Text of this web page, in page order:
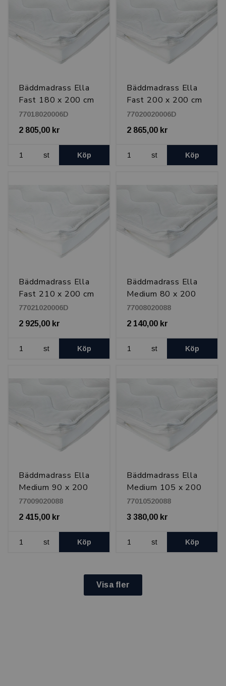
Bäddmadrass Ella
Fast 180 x 200 cm
77018020006D
2 805,00 kr
st Köp
Bäddmadrass Ella
Fast 200 x 200 cm
77020020006D
2 865,00 kr
st Köp
Bäddmadrass Ella
Fast 210 x 200 cm
77021020006D
2 925,00 kr
st Köp
Bäddmadrass Ella
Medium 80 x 200
cm, latex
77008020088
2 140,00 kr
st Köp
Bäddmadrass Ella
Medium 90 x 200
cm, latex
77009020088
2 415,00 kr
st Köp
Bäddmadrass Ella
Medium 105 x 200
cm, latex
77010520088
3 380,00 kr
st Köp
Visa fler